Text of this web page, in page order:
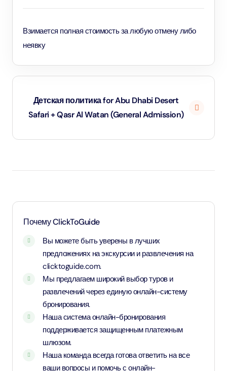
Взимается полная стоимость за любую отмену либо
неявку
Детская политика for Abu Dhabi Desert
Safari + Qasr Al Watan (General Admission)
Почему ClickToGuide
Вы можете быть уверены в лучших
предложениях на экскурсии и развлечения на
clicktoguide.com.
Мы предлагаем широкий выбор туров и
развлечений через единую онлайн-систему
бронирования.
Наша система онлайн-бронирования
поддерживается защищенным платежным
шлюзом.
Наша команда всегда готова ответить на все
ваши вопросы и помочь с онлайн-